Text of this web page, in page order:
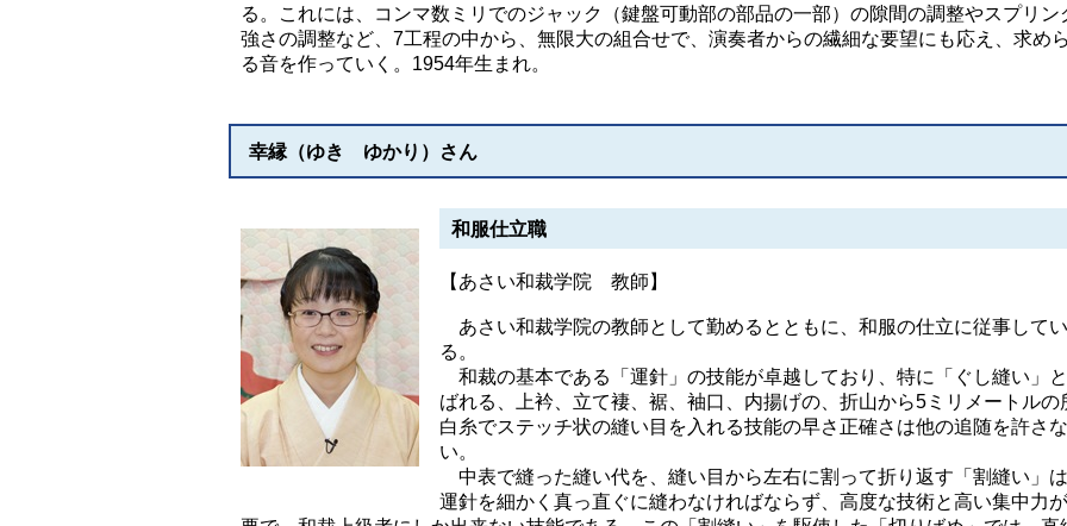
る。これには、コンマ数ミリでのジャック（鍵盤可動部の部品の一部）の隙間の調整やスプリン
強さの調整など、7工程の中から、無限大の組合せで、演奏者からの繊細な要望にも応え、求め
る音を作っていく。1954年生まれ。
幸縁（ゆき ゆかり）さん
和服仕立職
【あさい和裁学院 教師】
あさい和裁学院の教師として勤めるとともに、和服の仕立に従事してい
る。
和裁の基本である「運針」の技能が卓越しており、特に「ぐし縫い」
ばれる、上衿、立て褄、裾、袖口、内揚げの、折山から5ミリメートルの
白糸でステッチ状の縫い目を入れる技能の早さ正確さは他の追随を許さな
い。
中表で縫った縫い代を、縫い目から左右に割って折り返す「割縫い」は
運針を細かく真っ直ぐに縫わなければならず、高度な技術と高い集中力